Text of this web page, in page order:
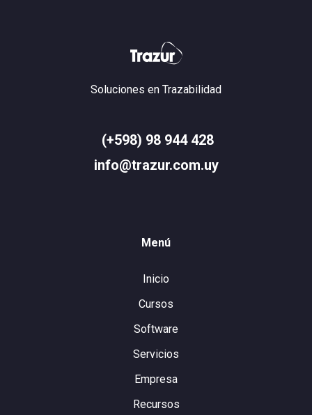
Soluciones en Trazabilidad
(+598) 98 944 428
info@trazur.com.uy
Menú
Inicio
Cursos
Software
Servicios
Empresa
Recursos